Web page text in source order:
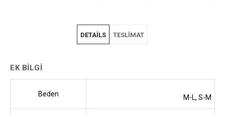
DETAILS TESLIMAT
EK BILGI
Beden M-L, S-M